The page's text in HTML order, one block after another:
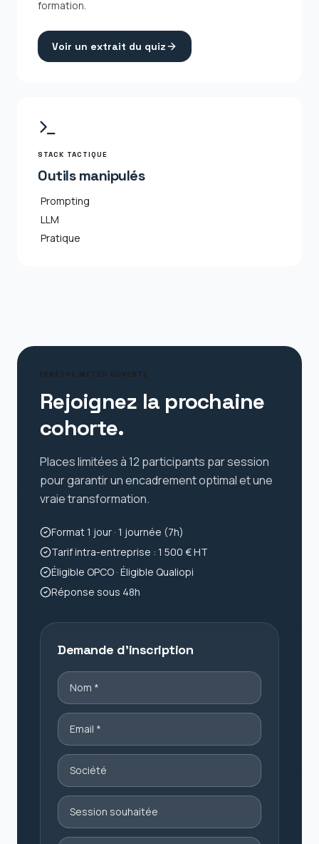
formation.
Voir un extrait du quiz
STACK TACTIQUE
Outils manipulés
Prompting
LLM
Pratique
FENÊTRE MÉTÉO OUVERTE
Rejoignez la prochaine
cohorte.
Places limitées à 12 participants par session
pour garantir un encadrement optimal et une
vraie transformation.
Format1 jour · 1 journée (7h)
Tarif intra-entreprise : 1 500 € HT
Éligible OPCO · Éligible Qualiopi
Réponse sous 48h
Demande d'inscription